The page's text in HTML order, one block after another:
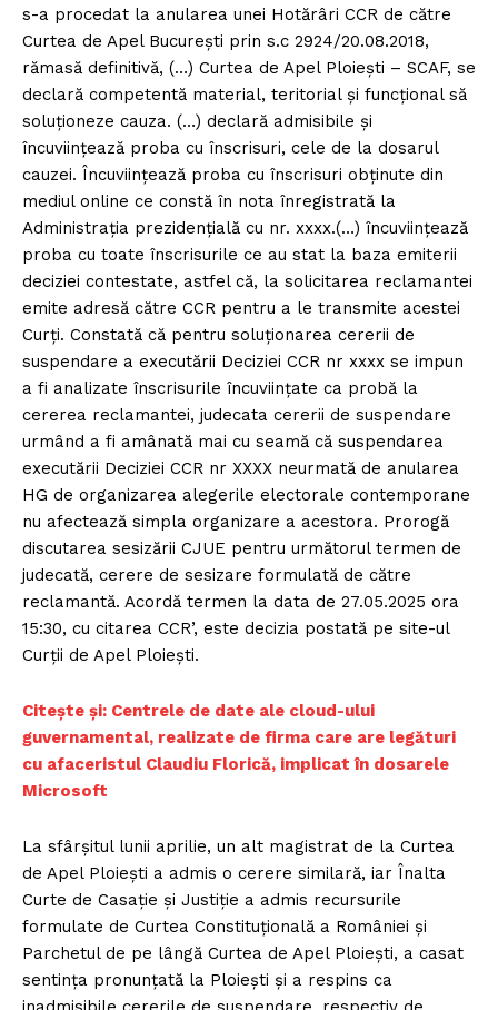
s-a procedat la anularea unei Hotărâri CCR de către
Curtea de Apel București prin s.c 2924/20.08.2018,
rămasă definitivă, (…) Curtea de Apel Ploiești – SCAF, se
declară competentă material, teritorial și funcțional să
soluționeze cauza. (…) declară admisibile și
încuviințează proba cu înscrisuri, cele de la dosarul
cauzei. Încuviințează proba cu înscrisuri obținute din
mediul online ce constă în nota înregistrată la
Administrația prezidențială cu nr. xxxx.(…) încuviințează
proba cu toate înscrisurile ce au stat la baza emiterii
deciziei contestate, astfel că, la solicitarea reclamantei
emite adresă către CCR pentru a le transmite acestei
Curți. Constată că pentru soluționarea cererii de
suspendare a executării Deciziei CCR nr xxxx se impun
a fi analizate înscrisurile încuviințate ca probă la
cererea reclamantei, judecata cererii de suspendare
urmând a fi amânată mai cu seamă că suspendarea
executării Deciziei CCR nr XXXX neurmată de anularea
HG de organizarea alegerile electorale contemporane
nu afectează simpla organizare a acestora. Prorogă
discutarea sesizării CJUE pentru următorul termen de
judecată, cerere de sesizare formulată de către
reclamantă. Acordă termen la data de 27.05.2025 ora
15:30, cu citarea CCR’, este decizia postată pe site-ul
Curții de Apel Ploiești.
Citește și: Centrele de date ale cloud-ului
guvernamental, realizate de firma care are legături
cu afaceristul Claudiu Florică, implicat în dosarele
Microsoft
La sfârșitul lunii aprilie, un alt magistrat de la Curtea
de Apel Ploiești a admis o cerere similară, iar Înalta
Curte de Casație și Justiție a admis recursurile
formulate de Curtea Constituțională a României și
Parchetul de pe lângă Curtea de Apel Ploiești, a casat
sentința pronunțată la Ploiești și a respins ca